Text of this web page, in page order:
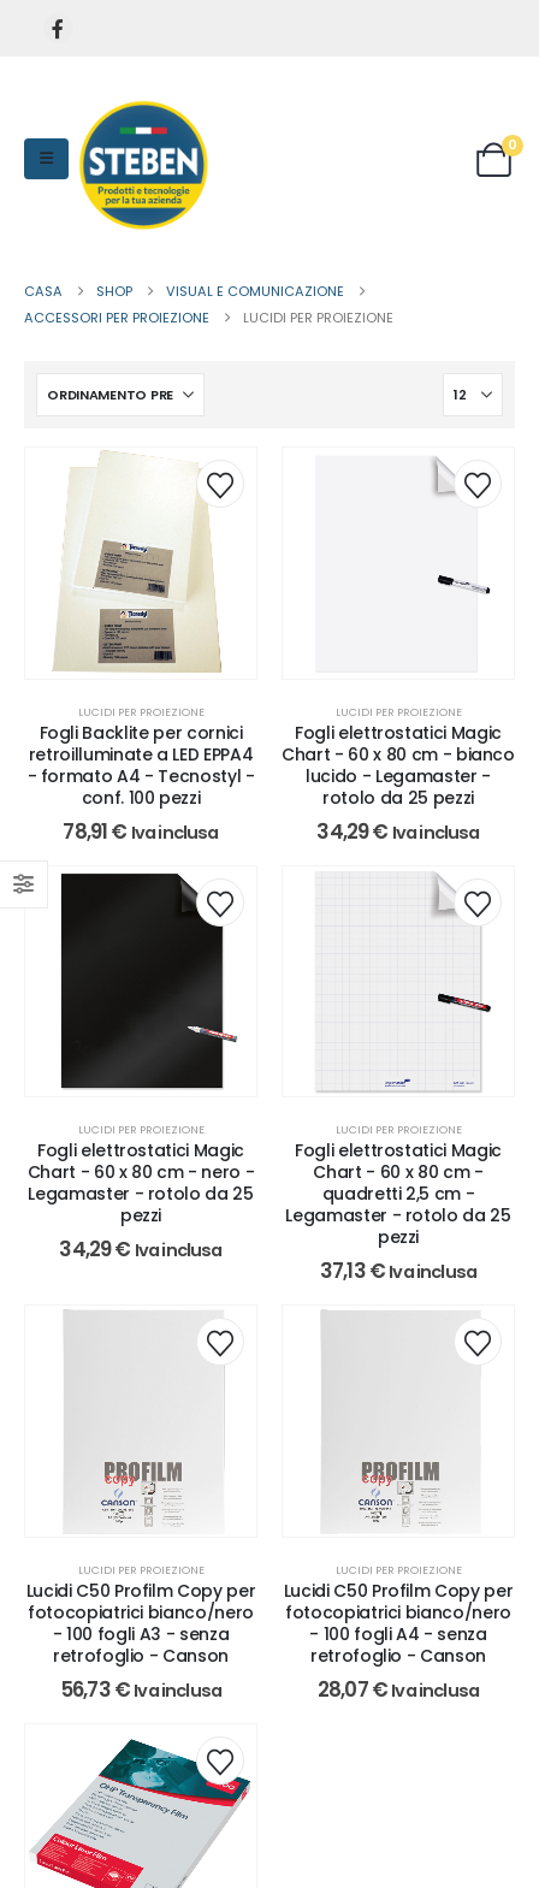
0
CASA SHOP
VISUAL E COMUNICAZIONE
ACCESSORI PER PROIEZIONE
LUCIDI PER PROIEZIONE
LUCIDI PER PROIEZIONE
Fogli Backlite per cornici
retroilluminate a LED EPPA4
- formato A4 - Tecnostyl -
conf. 100 pezzi
78,91€ Iva inclusa
LUCIDI PER PROIEZIONE
Fogli elettrostatici Magic
Chart - 60 x 80 cm - bianco
lucido - Legamaster -
rotolo da 25 pezzi
34,29€ Iva inclusa
LUCIDI PER PROIEZIONE
Fogli elettrostatici Magic
Chart - 60 x 80 cm - nero -
Legamaster - rotolo da 25
pezzi
34,29€ Iva inclusa
LUCIDI PER PROIEZIONE
Fogli elettrostatici Magic
Chart - 60 x 80 cm -
quadretti 2,5 cm -
Legamaster - rotolo da 25
pezzi
37,13€ Iva inclusa
LUCIDI PER PROIEZIONE
Lucidi C50 Profilm Copy per
fotocopiatrici bianco/nero
- 100 fogli A3 - senza
retrofoglio - Canson
56,73€ Iva inclusa
LUCIDI PER PROIEZIONE
Lucidi C50 Profilm Copy per
fotocopiatrici bianco/nero
- 100 fogli A4 - senza
retrofoglio - Canson
28,07€ Iva inclusa